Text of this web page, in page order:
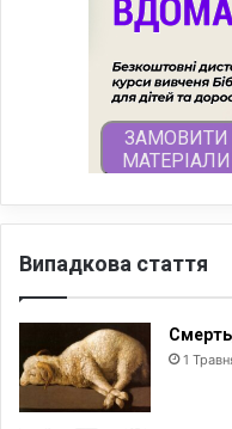
Випадкова стаття
1